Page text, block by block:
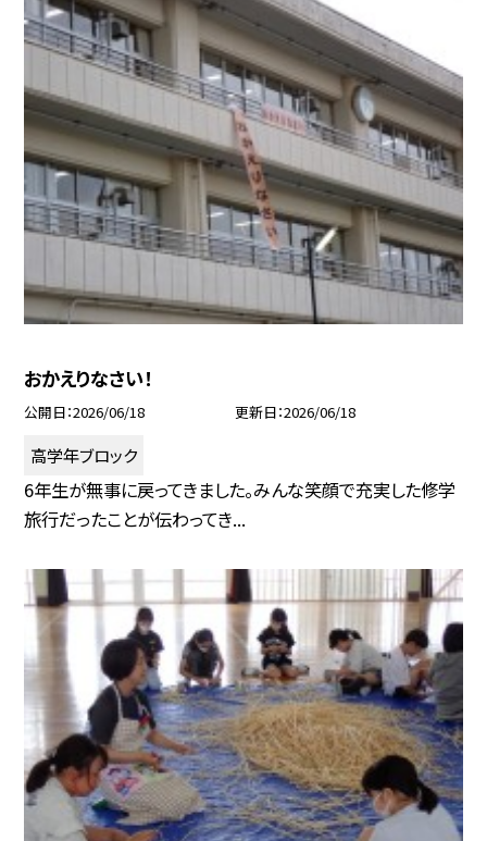
おかえりなさい！
公開日 2026/06/18 更新日 2026/06/18
高学年ブロック
6年生が無事に戻ってきました。みんな笑顔で充実した修学
旅行だったことが伝わってき...